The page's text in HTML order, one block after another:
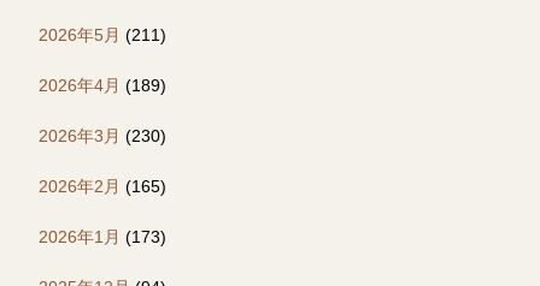
2026年5月 (211)
2026年4月 (189)
2026年3月 (230)
2026年2月 (165)
2026年1月 (173)